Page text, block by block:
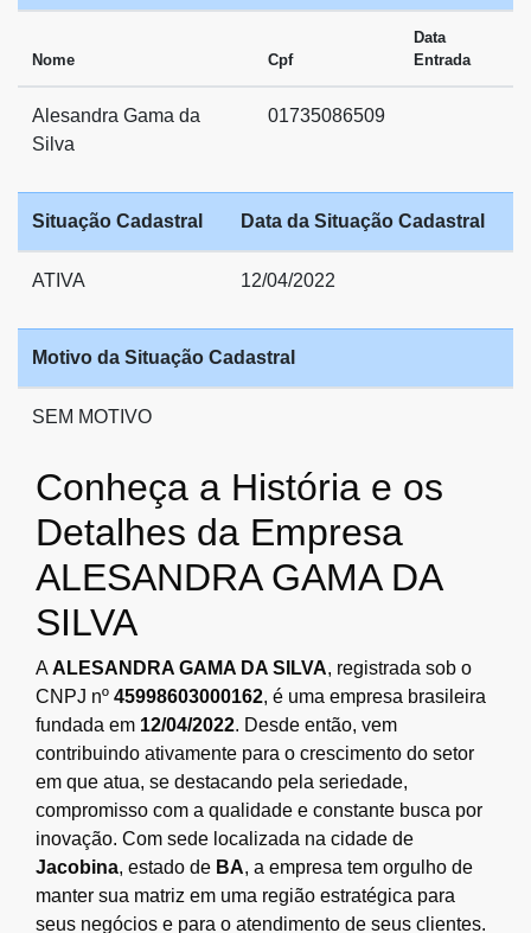
Nome Cpf
Data
Entrada
Alesandra Gama da
Silva
01735086509
Situação Cadastral Data da Situação Cadastral
ATIVA 12/04/2022
Motivo da Situação Cadastral
SEM MOTIVO
Conheça a História e os
Detalhes da Empresa
ALESANDRA GAMA DA
SILVA
AALESANDRA GAMA DA SILVA, registrada sob o
CNPJ nº 45998603000162, é uma empresa brasileira
fundada em 12/04/2022. Desde então, vem
contribuindo ativamente para o crescimento do setor
em que atua, se destacando pela seriedade,
compromisso com a qualidade e constante busca por
inovação. Com sede localizada na cidade de
Jacobina, estado de BA, a empresa tem orgulho de
manter sua matriz em uma região estratégica para
seus negócios e para o atendimento de seus clientes.